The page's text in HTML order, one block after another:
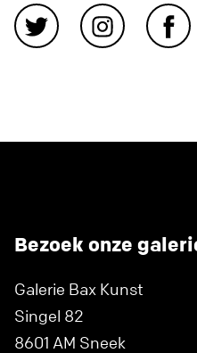
Bezoek onze
Galerie Bax Kunst
Singel 82
8601 AM Sneek